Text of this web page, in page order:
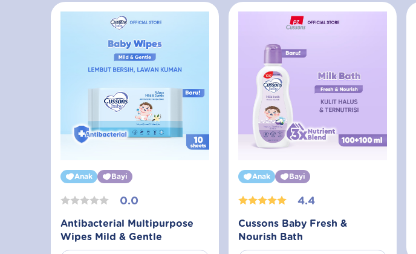
Anak Bayi
0.0
Antibacterial Multipurpose
Wipes Mild & Gentle
Anak Bayi
4.4
Cussons Baby Fresh &
Nourish Bath